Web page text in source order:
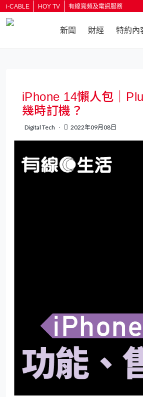
i-CABLE HOY TV 有線寬頻及電訊服務
新聞 財經 特約內
iPhone 14懶人包｜
幾時訂機？
Digital Tech 2022年09月08日